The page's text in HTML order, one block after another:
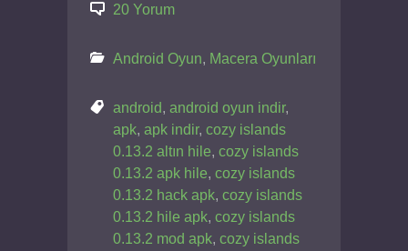
20 Yorum
Android Oyun, Macera Oyunları
android, android oyun indir,
apk, apk indir, cozy islands
0.13.2 altın hile, cozy islands
0.13.2 apk hile, cozy islands
0.13.2 hack apk, cozy islands
0.13.2 hile apk, cozy islands
0.13.2 mod apk, cozy islands